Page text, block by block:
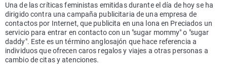
Una de las críticas feministas emitidas durante el día de hoy se ha
dirigido contra una campaña publicitaria de una empresa de
contactos por Internet, que publicita en una lona en Preciados un
servicio para entrar en contacto con un "sugar mommy" o "sugar
daddy". Este es un término anglosajón que hace referencia a
individuos que ofrecen caros regalos y viajes a otras personas a
cambio de citas y atenciones.